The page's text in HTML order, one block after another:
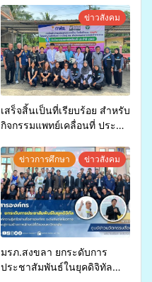
ข่าวสังคม
เสร็จสิ้นเป็นที่เรียบร้อย สำหรับ
กิจกรรมแพทย์เคลื่อนที่ ประจำ
สุขภาพแก่ประชาชนในพื้นที่
อำเภอจะนะ
ข่าวการศึกษา ข่าวสังคม
มรภ.สงขลา ยกระดับการ
ประชาสัมพันธ์ในยุคดิจิทัล